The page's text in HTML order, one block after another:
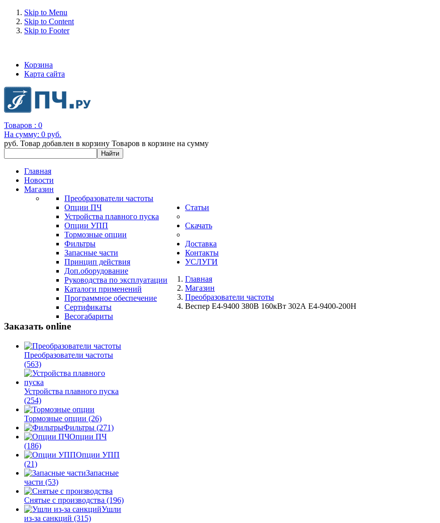
Skip to Menu
Skip to Content
Skip to Footer
Корзина
Карта сайта
Товаров : 0
На сумму: 0 руб.
руб. Товар добавлен в корзину Товаров в корзине на сумму
Главная
Новости
Магазин
Преобразователи частоты
Опции ПЧ
Устройства плавного пуска
Опции УПП
Тормозные опции
Фильтры
Запасные части
Статьи
Принцип действия
Доп.оборудование
Скачать
Руководства по эксплуатации
Каталоги применений
Программное обеспечение
Сертификаты
Весогабариты
Доставка
Контакты
УСЛУГИ
Главная
Магазин
Преобразователи частоты
Веспер E4-9400 380В 160кВт 302А E4-9400-200H
Заказать online
Преобразователи частоты
(563)
Устройства плавного пуска
(254)
Тормозные опции (26)
Фильтры (271)
Опции ПЧ
(186)
Опции УПП
(21)
Запасные
части (53)
Снятые с производства (196)
Ушли
из-за санкций (315)